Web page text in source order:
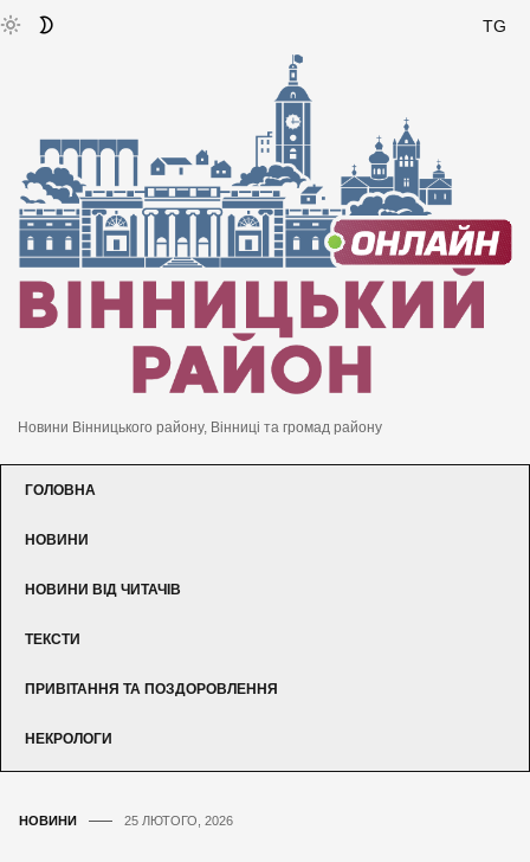
TG
Новини Вінницького району, Вінниці та громад району
ГОЛОВНА
НОВИНИ
НОВИНИ ВІД ЧИТАЧІВ
ТЕКСТИ
ПРИВІТАННЯ ТА ПОЗДОРОВЛЕННЯ
НЕКРОЛОГИ
НОВИНИ 25 ЛЮТОГО, 2026